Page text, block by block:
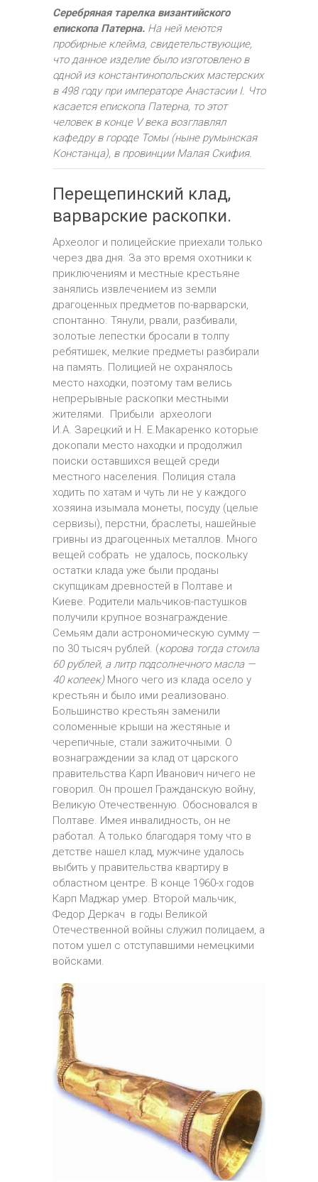
Серебряная тарелка византийского
епископа Патерна. На ней меются
пробирные клейма, свидетельствующие,
что данное изделие было изготовлено в
одной из константинопольских мастерских
в 498 году при императоре Анастасии I. Что
касается епископа Патерна, то этот
человек в конце V века возглавлял
кафедру в городе Томы (ныне румынская
Констанца), в провинции Малая Скифия.
Перещепинский клад,
варварские раскопки.
Археолог и полицейские приехали только
через два дня. За это время охотники к
приключениям и местные крестьяне
занялись извлечением из земли
драгоценных предметов по-варварски,
спонтанно. Тянули, рвали, разбивали,
золотые лепестки бросали в толпу
ребятишек, мелкие предметы разбирали
на память. Полицией не охранялось
место находки, поэтому там велись
непрерывные раскопки местными
жителями. Прибыли археологи
И.А. Зарецкий и Н. Е.Макаренко которые
докопали место находки и продолжил
поиски оставшихся вещей среди
местного населения. Полиция стала
ходить по хатам и чуть ли не у каждого
хозяина изымала монеты, посуду (целые
сервизы), перстни, браслеты, нашейные
гривны из драгоценных металлов. Много
вещей собрать не удалось, поскольку
остатки клада уже были проданы
скупщикам древностей в Полтаве и
Киеве. Родители мальчиков-пастушков
получили крупное вознаграждение.
Семьям дали астрономическую сумму —
по 30 тысяч рублей. (корова тогда стоила
60 рублей, а литр подсолнечного масла —
40 копеек) Много чего из клада осело у
крестьян и было ими реализовано.
Большинство крестьян заменили
соломенные крыши на жестяные и
черепичные, стали зажиточными. О
вознаграждении за клад от царского
правительства Карп Иванович ничего не
говорил. Он прошел Гражданскую войну,
Великую Оте­чественную. Обосновался в
Полтаве. Имея инвалидность, он не
работал. А только благодаря тому что в
детстве нашел клад, мужчине удалось
выбить у правительства квартиру в
областном центре. В конце 1960-х годов
Карп Маджар умер. Второй мальчик,
Федор Деркач в годы Великой
Отечественной войны служил полицаем, а
потом ушел с отступавшими немецкими
войсками.